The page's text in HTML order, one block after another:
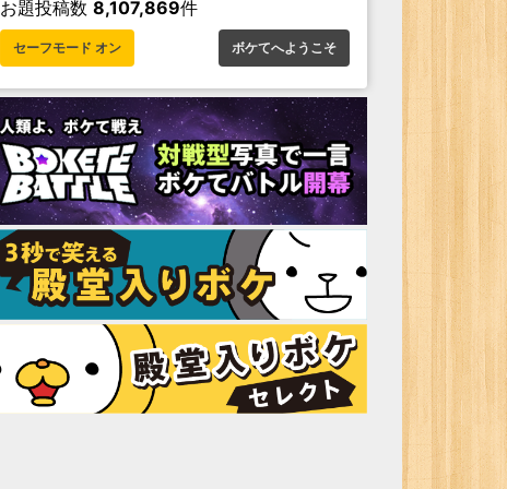
お題投稿数 8,107,869件
セーフモード オン ボケてへようこそ